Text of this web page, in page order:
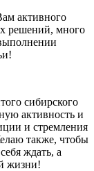
активного
решений, много
сибирского
активность и
и стремления
также, чтобы
ждать, а
жизни!